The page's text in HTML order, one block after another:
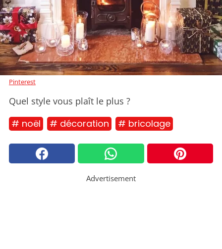
Pinterest
Quel style vous plaît le plus ?
# noël # décoration # bricolage
Advertisement